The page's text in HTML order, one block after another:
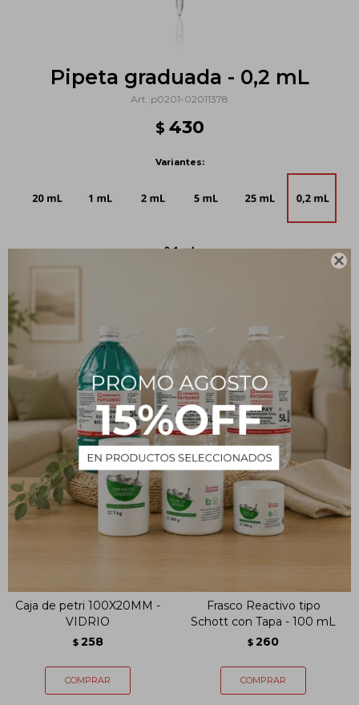

Pipeta graduada - 0,2 mL
p0201-02011378
$ 430
Variantes:
PRODUCTOS QUE TE PUEDEN INTERESAR
Caja de petri 100X20MM -
VIDRIO
$ 258
Frasco Reactivo tipo
Schott con Tapa - 100 mL
$ 260